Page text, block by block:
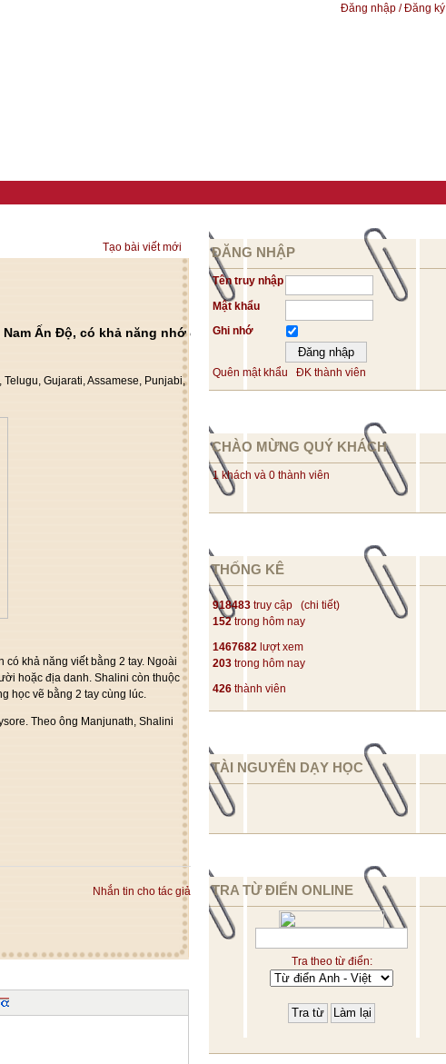
Đăng nhập / Đăng ký
ĐĂNG NHẬP
Tên truy nhập
Mật khẩu
Ghi nhớ
Quên mật khẩu ĐK thành viên
CHÀO MỪNG QUÝ KHÁCH
1 khách và 0 thành viên
THỐNG KÊ
918483 truy cập (chi tiết)
152trong hôm nay
1467682 lượt xem
203 trong hôm nay
426 thành viên
TÀI NGUYÊN DẠY HỌC
TRA TỪ ĐIỂN ONLINE
Tra theo từ điển:
Tạo bài viết mới
Ấn Độ, có khả năng nhớ được
Gujarati, Assamese, Punjabi,
khả năng viết bằng 2 tay. Ngoài
hoặc địa danh. Shalini còn thuộc
học vẽ bằng 2 tay cùng lúc.
Theo ông Manjunath, Shalini
Nhắn tin cho tác giả